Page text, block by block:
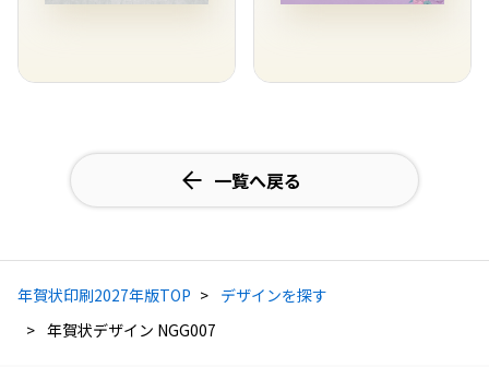
一覧へ戻る
年賀状印刷2027年版TOP
デザインを探す
年賀状デザイン NGG007